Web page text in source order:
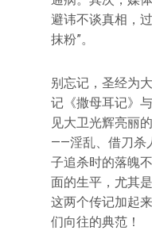
避讳不谈真相，
抹粉”。
别忘记，圣经为
记《撒母耳记》
见大卫光辉亮丽
——淫乱、借刀杀
子追杀时的落魄
面的生平，尤其
这两个传记加起
们向往的典范！